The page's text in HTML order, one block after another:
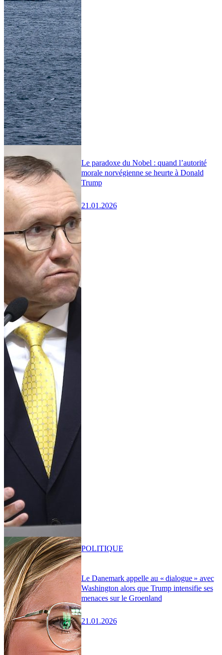
Le paradoxe du Nobel : quand l’autorité
morale norvégienne se heurte à Donald
Trump
21.01.2026
Le Danemark appelle au « dialogue » avec
Washington alors que Trump intensifie ses
menaces sur le Groenland
21.01.2026
POLITIQUE